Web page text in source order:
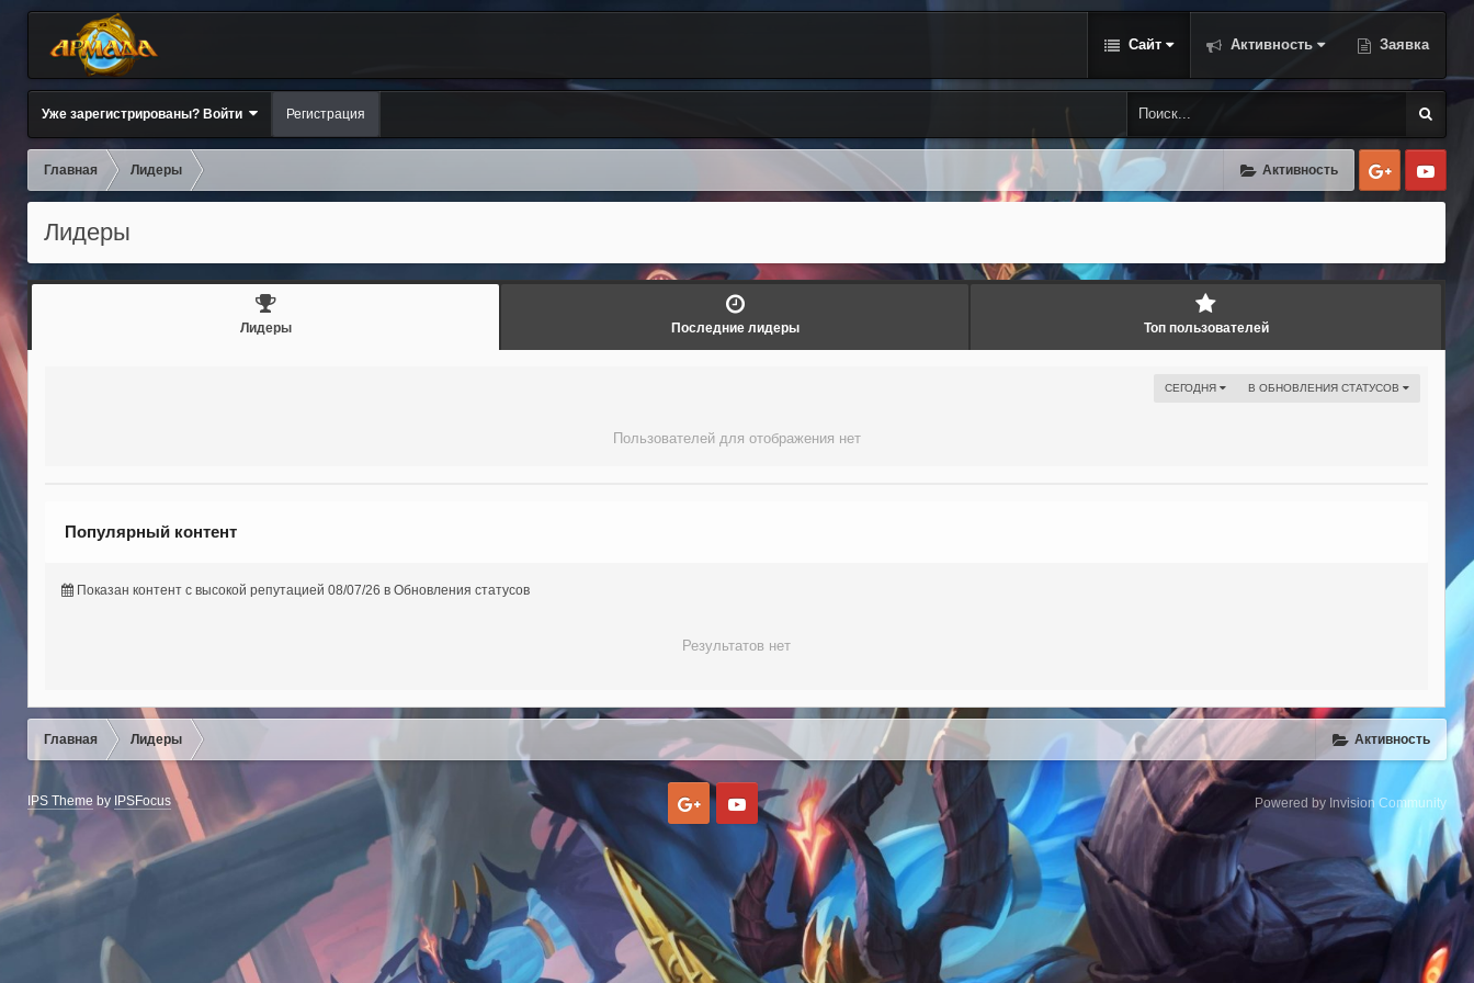
Сайт Активность Заявка
Уже зарегистрированы? Войти Регистрация
Активность
Главная Лидеры Google
Лидеры
Лидеры Последние лидеры Топ пользователей
В ОБНОВЛЕНИЯ СТАТУСОВ
СЕГОДНЯ
Пользователей для отображения нет
Популярный контент
Показан контент с высокой репутацией 08/07/26 в Обновления статусов
Результатов нет
Активность
Главная Лидеры
IPS Theme by IPSFocus Google Youtube Powered by Invision Community